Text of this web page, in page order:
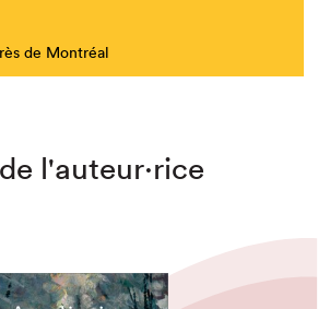
de Montréal
l'auteur·rice